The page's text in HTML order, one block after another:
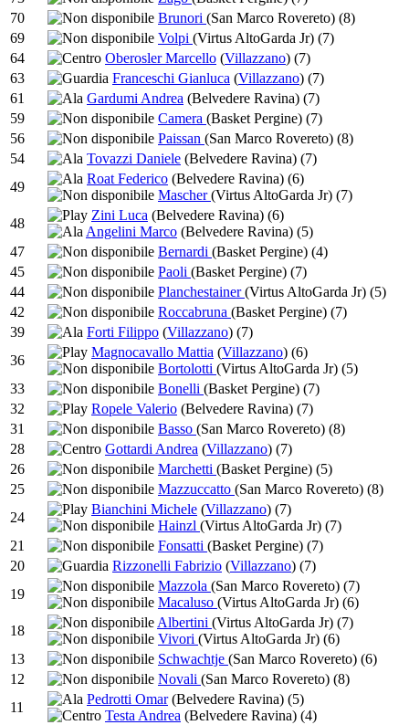
70
Brunori (San Marco Rovereto) (8)
69
Volpi (Virtus AltoGarda Jr) (7)
64
Oberosler Marcello (Villazzano) (7)
63
Franceschi Gianluca (Villazzano) (7)
61
Gardumi Andrea (Belvedere Ravina) (7)
59
Camera (Basket Pergine) (7)
56
Paissan (San Marco Rovereto) (8)
54
Tovazzi Daniele (Belvedere Ravina) (7)
49
Roat Federico (Belvedere Ravina) (6)
Mascher(Virtus AltoGarda Jr) (7)
48
Zini Luca (Belvedere Ravina) (6)
Angelini Marco (Belvedere Ravina) (5)
47
Bernardi (Basket Pergine) (4)
45
Paoli (Basket Pergine) (7)
44
Planchestainer(Virtus AltoGarda Jr) (5)
42
Roccabruna (Basket Pergine) (7)
39
Forti Filippo (Villazzano) (7)
36
Magnocavallo Mattia (Villazzano) (6)
Bortolotti (Virtus AltoGarda Jr) (5)
33
Bonelli (Basket Pergine) (7)
32
Ropele Valerio (Belvedere Ravina) (7)
31
Basso (San Marco Rovereto) (8)
28
Gottardi Andrea (Villazzano) (7)
26
Marchetti (Basket Pergine) (5)
25
Mazzuccatto (San Marco Rovereto) (8)
24
Bianchini Michele (Villazzano) (7)
Hainzl (Virtus AltoGarda Jr) (7)
21
Fonsatti (Basket Pergine) (7)
20
Rizzonelli Fabrizio (Villazzano) (7)
19
Mazzola (San Marco Rovereto) (7)
Macaluso (Virtus AltoGarda Jr) (6)
18
Albertini (Virtus AltoGarda Jr) (7)
Vivori (Virtus AltoGarda Jr) (6)
13
Schwachtje (San Marco Rovereto) (6)
12
Novali (San Marco Rovereto) (8)
11
Pedrotti Omar (Belvedere Ravina) (5)
Testa Andrea (Belvedere Ravina) (4)